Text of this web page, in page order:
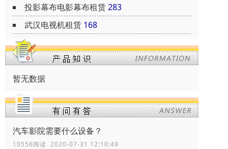
投影幕布电影幕布租赁283
武汉电视机租赁 168
暂无数据
汽车影院需要什么设备？
10556阅读 2020-07-31 12:10:49